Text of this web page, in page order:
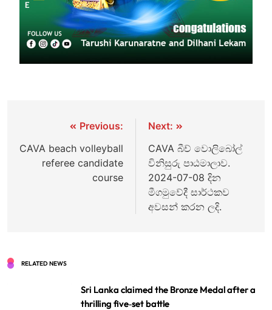
Previous:
CAVA beach volleyball
referee candidate
course
Next:
CAVA බීච් වොලිබෝල්
විනිසුරු පාඨමාලාව.
2024-07-08 දින
මීගමුවේදී සාර්ථකව
අවසන් කරන ලදි.
RELATED NEWS
Sri Lanka claimed the Bronze Medal after a
thrilling five‑set battle